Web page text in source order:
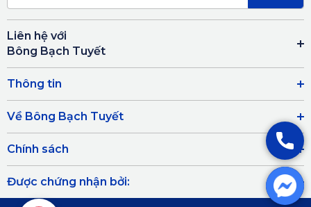
Liên hệ với
Bông Bạch Tuyết
Thông tin
Về Bông Bạch Tuyết
Chính sách
Được chứng nhận bởi: